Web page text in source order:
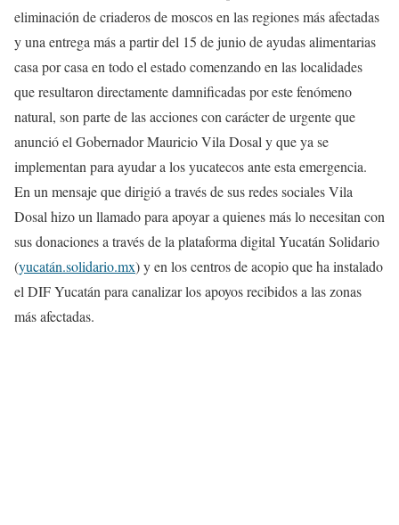
eliminación de criaderos de moscos en las regiones más afectadas
y una entrega más a partir del 15 de junio de ayudas alimentarias
casa por casa en todo el estado comenzando en las localidades
que resultaron directamente damnificadas por este fenómeno
natural, son parte de las acciones con carácter de urgente que
anunció el Gobernador Mauricio Vila Dosal y que ya se
implementan para ayudar a los yucatecos ante esta emergencia.
En un mensaje que dirigió a través de sus redes sociales Vila
Dosal hizo un llamado para apoyar a quienes más lo necesitan con
sus donaciones a través de la plataforma digital Yucatán Solidario
(yucatán.solidario.mx) y en los centros de acopio que ha instalado
el DIF Yucatán para canalizar los apoyos recibidos a las zonas
más afectadas.